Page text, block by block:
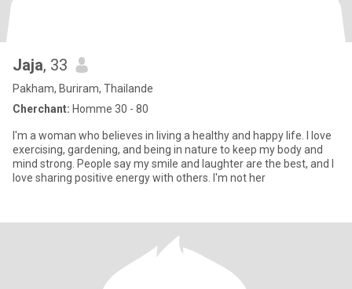
Jaja, 33
Pakham, Buriram, Thailande
Cherchant: Homme 30 - 80
I'm a woman who believes in living a healthy and happy life. I love
exercising, gardening, and being in nature to keep my body and
mind strong. People say my smile and laughter are the best, and I
love sharing positive energy with others. I'm not her